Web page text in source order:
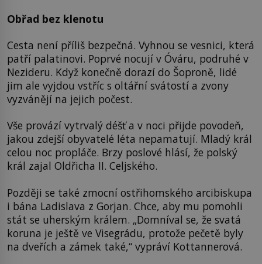
Obřad bez klenotu
Cesta není příliš bezpečná. Vyhnou se vesnici, která
patří palatinovi. Poprvé nocují v Óváru, podruhé v
Nezideru. Když konečně dorazí do Šoproně, lidé
jim ale vyjdou vstříc s oltářní svátostí a zvony
vyzvánějí na jejich počest.
Vše provází vytrvalý déšť a v noci přijde povodeň,
jakou zdejší obyvatelé léta nepamatují. Mladý král
celou noc propláče. Brzy poslové hlásí, že polský
král zajal Oldřicha II. Celjského.
Později se také zmocní ostřihomského arcibiskupa
i bána Ladislava z Gorjan. Chce, aby mu pomohli
stát se uherským králem. „Domníval se, že svatá
koruna je ještě ve Visegrádu, protože pečetě byly
na dveřích a zámek také,“ vypráví Kottannerová.